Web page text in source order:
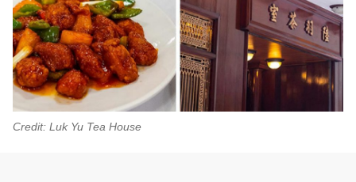
Credit: Luk Yu Tea House